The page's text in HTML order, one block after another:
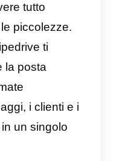
inserire dei
ai diversi funnel di
mentre tutto il
in tempo reale.
benefici di